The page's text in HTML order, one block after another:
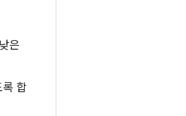
은
록 합